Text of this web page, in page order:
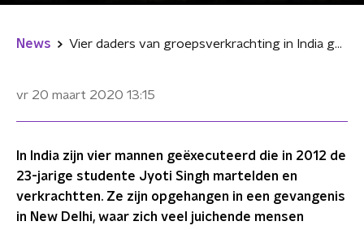
News Vier daders van groepsverkrachting in India geëxecuteerd
vr 20 maart 2020 13:15
In India zijn vier mannen geëxecuteerd die in 2012 de
23-jarige studente Jyoti Singh martelden en
verkrachtten. Ze zijn opgehangen in een gevangenis
in New Delhi, waar zich veel juichende mensen